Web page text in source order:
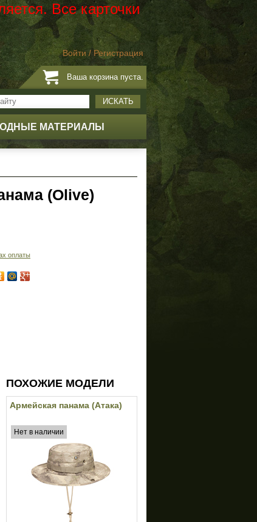
Все карточки
Войти / Регистрация
Ваша корзина пуста.
ИСКАТЬ
МАТЕРИАЛЫ
(Olive)
оплаты
ПОХОЖИЕ МОДЕЛИ
Армейская панама (Атака)
Нет в наличии